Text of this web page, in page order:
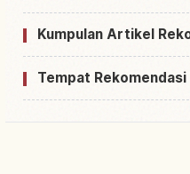
Kumpulan Artikel
Tempat